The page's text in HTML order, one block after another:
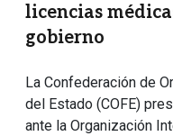
licencias
gobierno
La Confederación de
del Estado (COFE)
ante la Organización